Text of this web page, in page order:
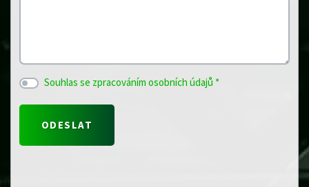
Souhlas se zpracováním osobních údajů *